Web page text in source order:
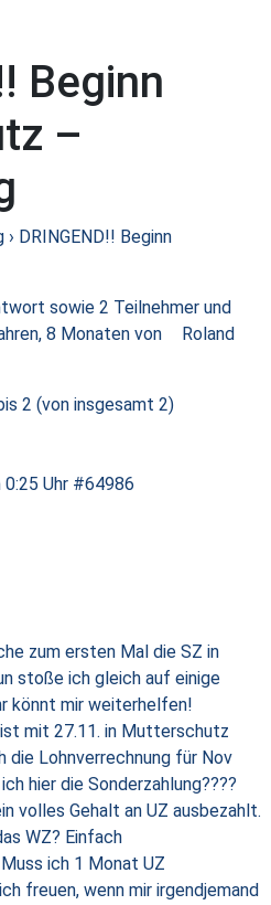
Beginn
–
› DRINGEND!! Beginn
sowie 2 Teilnehmer und
8 Monaten von
Roland
2 (von insgesamt 2)
Uhr #64986
zum ersten Mal die SZ in
stoße ich gleich auf einige
könnt mir weiterhelfen!
mit 27.11. in Mutterschutz
die Lohnverrechnung für Nov
hier die Sonderzahlung????
volles Gehalt an UZ ausbezahlt.
WZ? Einfach
ich 1 Monat UZ
freuen, wenn mir irgendjemand